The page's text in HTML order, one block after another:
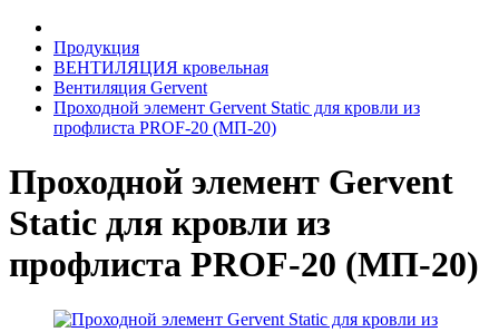
Продукция
ВЕНТИЛЯЦИЯ кровельная
Вентиляция Gervent
Проходной элемент Gervent Static для кровли из
профлиста PROF-20 (МП-20)
Проходной элемент Gervent
Static для кровли из
профлиста PROF-20 (МП-20)